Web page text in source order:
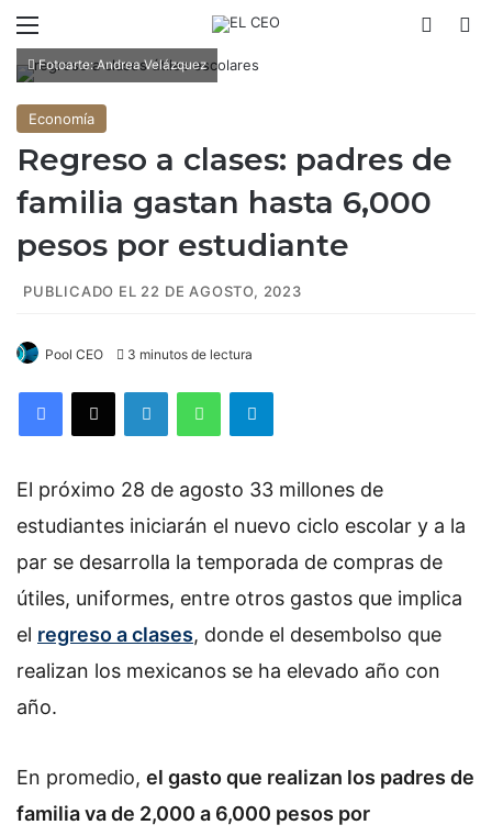
Fotoarte: Andrea Velázquez
Economía
Regreso a clases: padres de
familia gastan hasta 6,000
pesos por estudiante
PUBLICADO EL 22 DE AGOSTO, 2023
Pool CEO 3 minutos de lectura
El próximo 28 de agosto 33 millones de
estudiantes iniciarán el nuevo ciclo escolar y a la
par se desarrolla la temporada de compras de
útiles, uniformes, entre otros gastos que implica
el regreso a clases, donde el desembolso que
realizan los mexicanos se ha elevado año con
año.
En promedio, el gasto que realizan los padres de
familia va de 2,000 a 6,000 pesos por